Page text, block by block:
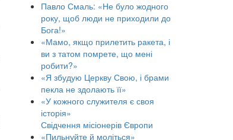
Павло Смаль: «Не було жодного
року, щоб люди не приходили до
Бога!»
«Мамо, якщо прилетить ракета, і
ви з татом помрете, що мені
робити?»
«Я збудую Церкву Свою, і брами
пекла не здолають її»
«У кожного служителя є своя
історія»
Свідчення місіонерів Європи
«Пильнуйте й моліться»